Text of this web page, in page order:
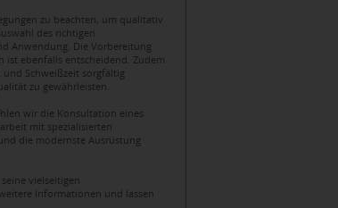
zu beachten, um qualitativ
des richtigen
Anwendung. Die Vorbereitung
ist ebenfalls entscheidend. Zudem
und Schweißzeit sorgfältig
zu gewährleisten.
wir die Konsultation eines
mit spezialisierten
die modernste Ausrüstung
vielseitigen
Informationen und lassen